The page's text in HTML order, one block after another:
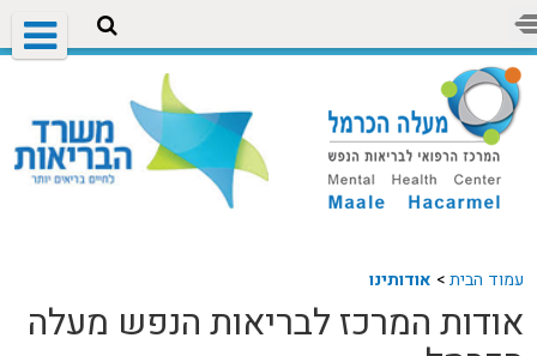
עמוד הבית> אודותינו
אודות המרכז לבריאות הנפש מעלה